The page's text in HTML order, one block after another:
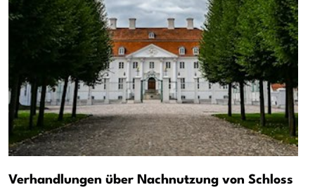
Verhandlungen über Nachnutzung von Schloss